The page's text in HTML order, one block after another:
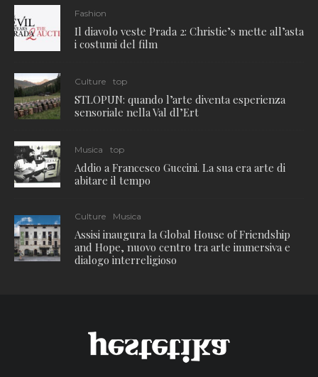
Fashion
Il diavolo veste Prada 2: Christie’s mette all’asta
i costumi del film
Culture top
STLOPUN: quando l’arte diventa esperienza
sensoriale nella Val dl’Ert
Musica top
Addio a Francesco Guccini. La sua era arte di
abitare il tempo
Culture Musica
Assisi inaugura la Global House of Friendship
and Hope, nuovo centro tra arte immersiva e
dialogo interreligioso